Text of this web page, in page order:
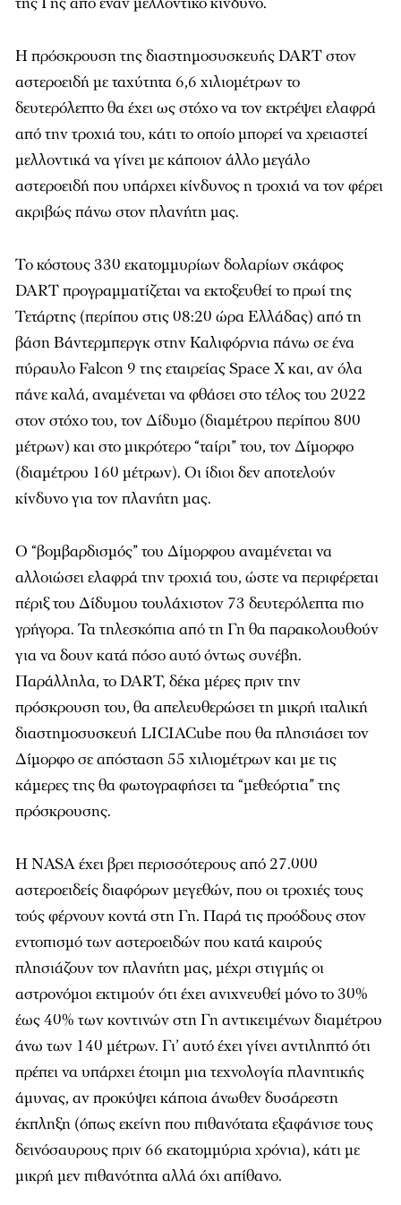
Η πρόσκρουση της διαστημοσυσκευής DART στον
αστεροειδή με ταχύτητα 6,6 χιλιομέτρων το
δευτερόλεπτο θα έχει ως στόχο να τον εκτρέψει ελαφρά
από την τροχιά του, κάτι το οποίο μπορεί να χρειαστεί
μελλοντικά να γίνει με κάποιον άλλο μεγάλο
αστεροειδή που υπάρχει κίνδυνος η τροχιά να τον φέρει
ακριβώς πάνω στον πλανήτη μας.
Το κόστους 330 εκατομμυρίων δολαρίων σκάφος
DART προγραμματίζεται να εκτοξευθεί το πρωί της
Τετάρτης (περίπου στις 08:20 ώρα Ελλάδας) από τη
βάση Βάντερμπεργκ στην Καλιφόρνια πάνω σε ένα
πύραυλο Falcon 9 της εταιρείας Space X και, αν όλα
πάνε καλά, αναμένεται να φθάσει στο τέλος του 2022
στον στόχο του, τον Δίδυμο (διαμέτρου περίπου 800
μέτρων) και στο μικρότερο “ταίρι” του, τον Δίμορφο
(διαμέτρου 160 μέτρων). Οι ίδιοι δεν αποτελούν
κίνδυνο για τον πλανήτη μας.
Ο “βομβαρδισμός” του Δίμορφου αναμένεται να
αλλοιώσει ελαφρά την τροχιά του, ώστε να περιφέρεται
πέριξ του Δίδυμου τουλάχιστον 73 δευτερόλεπτα πιο
γρήγορα. Τα τηλεσκόπια από τη Γη θα παρακολουθούν
για να δουν κατά πόσο αυτό όντως συνέβη.
Παράλληλα, το DART, δέκα μέρες πριν την
πρόσκρουση του, θα απελευθερώσει τη μικρή ιταλική
διαστημοσυσκευή LICIACube που θα πλησιάσει τον
Δίμορφο σε απόσταση 55 χιλιομέτρων και με τις
κάμερες της θα φωτογραφήσει τα “μεθεόρτια” της
πρόσκρουσης.
Η NASA έχει βρει περισσότερους από 27.000
αστεροειδείς διαφόρων μεγεθών, που οι τροχιές τους
τούς φέρνουν κοντά στη Γη. Παρά τις προόδους στον
εντοπισμό των αστεροειδών που κατά καιρούς
πλησιάζουν τον πλανήτη μας, μέχρι στιγμής οι
αστρονόμοι εκτιμούν ότι έχει ανιχνευθεί μόνο το 30%
έως 40% των κοντινών στη Γη αντικειμένων διαμέτρου
άνω των 140 μέτρων. Γι’ αυτό έχει γίνει αντιληπτό ότι
πρέπει να υπάρχει έτοιμη μια τεχνολογία πλανητικής
άμυνας, αν προκύψει κάποια άνωθεν δυσάρεστη
έκπληξη (όπως εκείνη που πιθανότατα εξαφάνισε τους
δεινόσαυρους πριν 66 εκατομμύρια χρόνια), κάτι με
μικρή μεν πιθανότητα αλλά όχι απίθανο.